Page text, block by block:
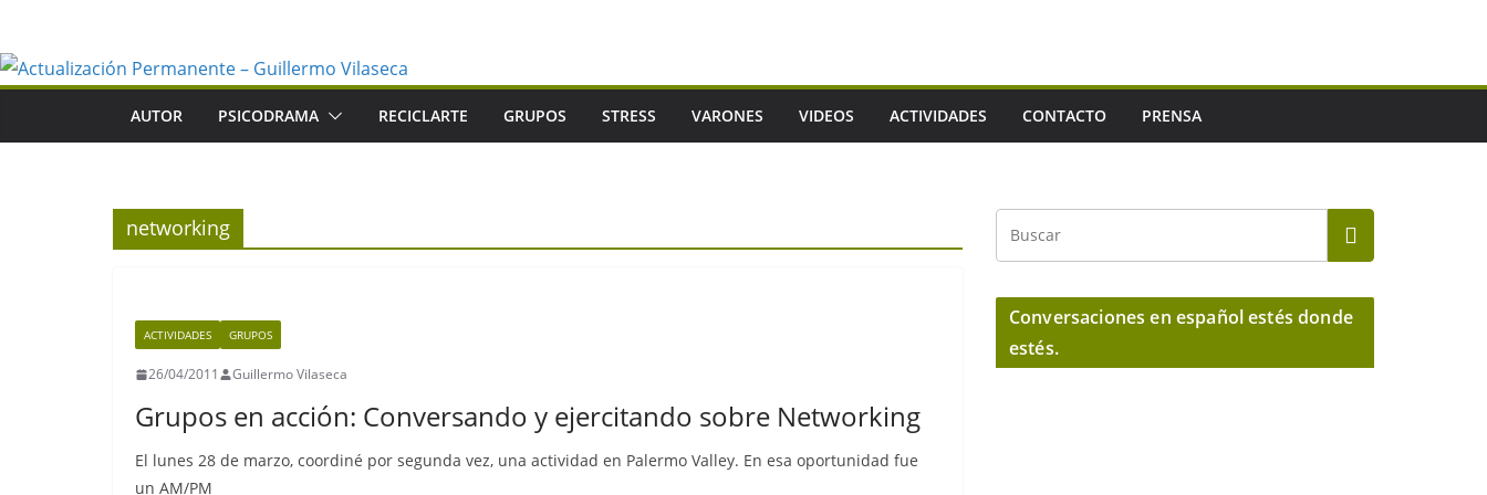
contenido
AUTOR PSICODRAMA RECICLARTE GRUPOS STRESS VARONES VIDEOS ACTIVIDADES CONTACTO PRENSA
networking
ACTIVIDADES GRUPOS
26/04/2011 Guillermo Vilaseca
Grupos en acción: Conversando y ejercitando sobre Networking
El lunes 28 de marzo, coordiné por segunda vez, una actividad en Palermo Valley. En esa oportunidad fue
un AM/PM
Conversaciones en español estés donde
estés.